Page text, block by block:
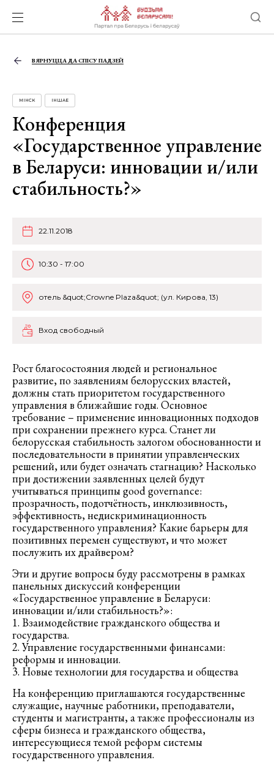
ВЯРНУЦЦА ДА СПІСУ ПАДЗЕЙ
МІНСК ІНШАЕ
Конференция
«Государственное управление
в Беларуси: инновации и/или
стабильность?»
22.11.2018
10:30 - 17:00
отель &quot;Crowne Plaza&quot; (ул. Кирова, 13)
Вход свободный
Рост благосостояния людей и региональное
развитие, по заявлениям белорусских властей,
должны стать приоритетом государственного
управления в ближайшие годы. Основное
требование – применение инновационных подходов
при сохранении прежнего курса. Станет ли
белорусская стабильность залогом обоснованности и
последовательности в принятии управленческих
решений, или будет означать стагнацию? Насколько
при достижении заявленных целей будут
учитываться принципы good governance:
прозрачность, подотчётность, инклюзивность,
эффективность, недискриминационность
государственного управления? Какие барьеры для
позитивных перемен существуют, и что может
послужить их драйвером?
Эти и другие вопросы буду рассмотрены в рамках
панельных дискуссий конференции
«Государственное управление в Беларуси:
инновации и/или стабильность?»:
1. Взаимодействие гражданского общества и
государства.
2. Управление государственными финансами:
реформы и инновации.
3. Новые технологии для государства и общества
На конференцию приглашаются государственные
служащие, научные работники, преподаватели,
студенты и магистранты, а также профессионалы из
сферы бизнеса и гражданского общества,
интересующиеся темой реформ системы
государственного управления.